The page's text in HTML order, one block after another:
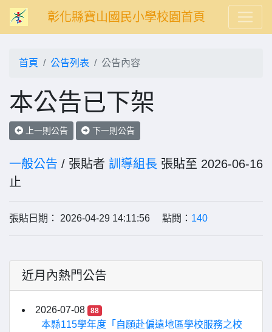
彰化縣寶山國民小學校園首頁
首頁 公告列表 公告內容
本公告已下架
上一則公告 下一則公告
一般公告 / 張貼者 訓導組長 張貼至 2026-06-16
止
張貼日期： 2026-04-29 14:11:56 點閱： 140
近月內熱門公告
2026-07-08 88
本縣115學年度「自願赴偏遠地區學校服務之校